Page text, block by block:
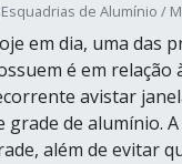
Esquadrias de Alumínio /
em dia, uma das
é em relação
avistar
grade de alumínio.
além de evitar